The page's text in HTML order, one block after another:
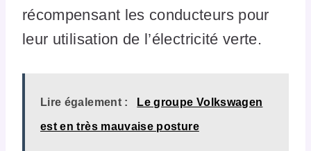
récompensant les conducteurs pour
leur utilisation de l’électricité verte.
Lire également : Le groupe Volkswagen
est en très mauvaise posture